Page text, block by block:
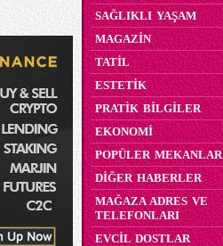
SAĞLIKLI YAŞAM
MAGAZİN
TATİL
ESTETİK
PRATİK BİLGİLER
EKONOMİ
POPÜLER MEKANLAR
DİĞER HABERLER
MAĞAZA ADRES VE
TELEFONLARI
EVCİL DOSTLAR